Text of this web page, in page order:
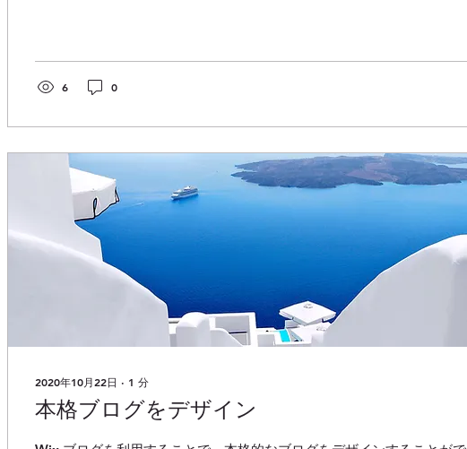
6 0
2020年10月22日 ∙ 1 分
本格ブログをデザイン